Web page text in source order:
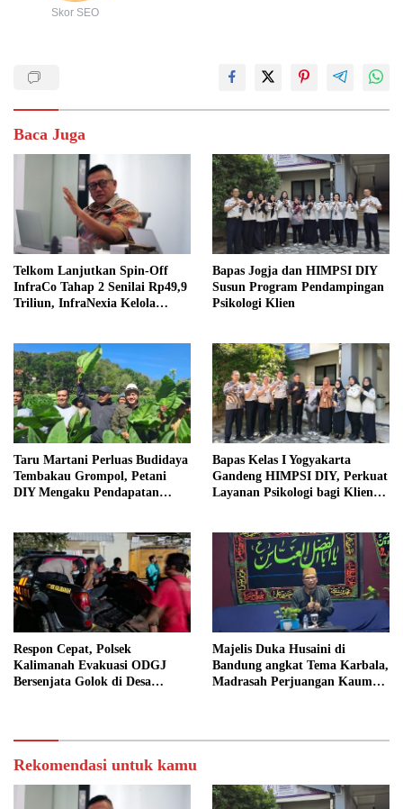
Skor SEO
Baca Juga
Telkom Lanjutkan Spin-Off
InfraCo Tahap 2 Senilai Rp49,9
Triliun, InfraNexia Kelola
Bapas Jogja dan HIMPSI DIY
Susun Program Pendampingan
Psikologi Klien
Taru Martani Perluas Budidaya
Tembakau Grompol, Petani
DIY Mengaku Pendapatan
Bapas Kelas I Yogyakarta
Gandeng HIMPSI DIY, Perkuat
Layanan Psikologi bagi Klien
Respon Cepat, Polsek
Kalimanah Evakuasi ODGJ
Bersenjata Golok di Desa
Majelis Duka Husaini di
Bandung angkat Tema Karbala,
Madrasah Perjuangan Kaum
Rekomendasi untuk kamu